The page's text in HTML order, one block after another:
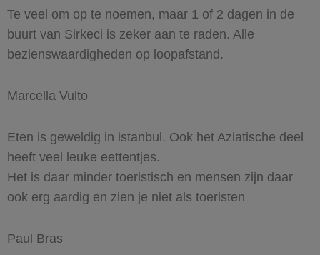
Te veel om op te noemen, maar 1 of 2 dagen in de
buurt van Sirkeci is zeker aan te raden. Alle
bezienswaardigheden op loopafstand.
Marcella Vulto
Eten is geweldig in istanbul. Ook het Aziatische deel
heeft veel leuke eettentjes.
Het is daar minder toeristisch en mensen zijn daar
ook erg aardig en zien je niet als toeristen
Paul Bras